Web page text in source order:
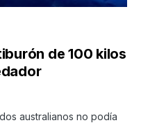
de 100 kilos
australianos no podía